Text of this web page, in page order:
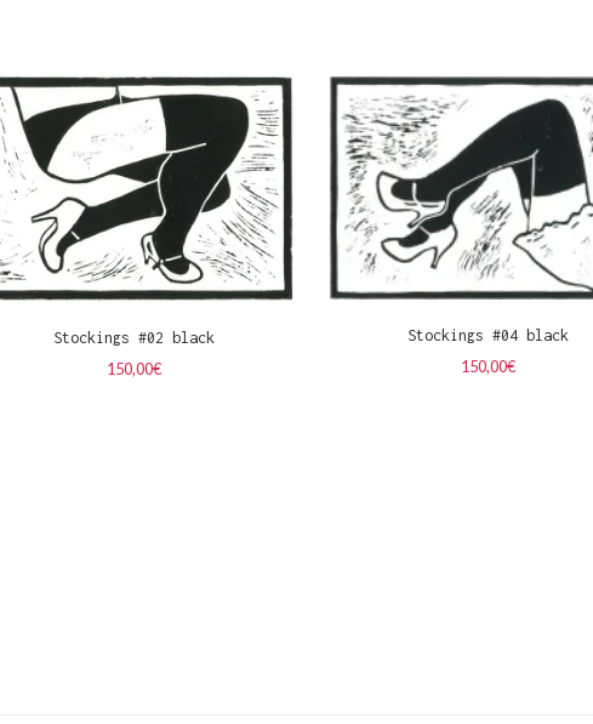
Stockings #02 black
150,00€
Stockings #04 black
150,00€